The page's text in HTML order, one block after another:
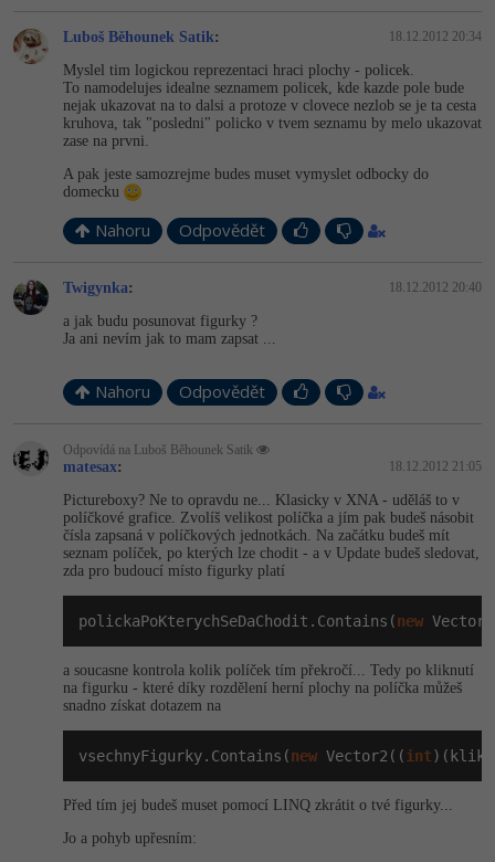
WordPress
SEO -30%
UX
Business
Kryptoměny -25%
Copywriting
MS Office -80%
Google Dokumenty
Time management
Windows
Linux
Elektronický podpis
Fórum
Adobe Lightroom
Adobe XD -15%
Adobe InDesign -25%
Adobe After Effects
Blender -80%
Inkscape
Fotografování -80%
Video
Ostatní
Fórum
Luboš Běhounek Satik: 18.12.2012 20:34
Myslel tim logickou reprezentaci hraci plochy - policek.
To namodelujes idealne seznamem policek, kde kazde pole bude
nejak ukazovat na to dalsi a protoze v clovece nezlob se je ta cesta
kruhova, tak "posledni" policko v tvem seznamu by melo ukazovat
zase na prvni.
A pak jeste samozrejme budes muset vymyslet odbocky do
domecku
Nahoru Odpovědět
Twigynka: 18.12.2012 20:40
a jak budu posunovat figurky ?
Ja ani nevím jak to mam zapsat ...
Nahoru Odpovědět
Odpovídá na Luboš Běhounek Satik
matesax: 18.12.2012 21:05
Pictureboxy? Ne to opravdu ne... Klasicky v XNA - uděláš to v
políčkové grafice. Zvolíš velikost políčka a jím pak budeš násobit
čísla zapsaná v políčkových jednotkách. Na začátku budeš mít
seznam políček, po kterých lze chodit - a v Update budeš sledovat,
zda pro budoucí místo figurky platí
polickaPoKterychSeDaChodit.Contains(new
a soucasne kontrola kolik políček tím překročí... Tedy po kliknutí
na figurku - které díky rozdělení herní plochy na políčka můžeš
snadno získat dotazem na
vsechnyFigurky.Contains(new Vector2((int
Před tím jej budeš muset pomocí LINQ zkrátit o tvé figurky...
Jo a pohyb upřesním: